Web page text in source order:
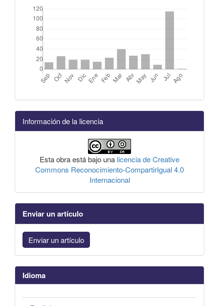
Información de la licencia
Esta obra está bajo una licencia de Creative
Commons Reconocimiento-CompartirIgual 4.0
Internacional
Enviar un artículo
Enviar un artículo
Idioma